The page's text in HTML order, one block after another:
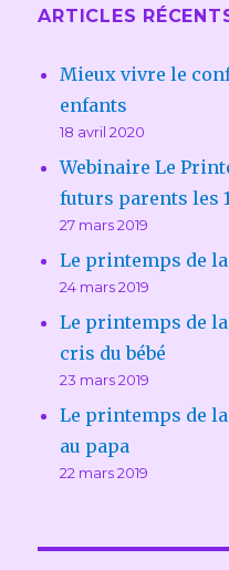
ARTICLES
Mieux vivre le
enfants
18 avril 2020
Webinaire Le
futurs parents les
27 mars 2019
Le printemps de
24 mars 2019
Le printemps de
cris du bébé
23 mars 2019
Le printemps de
au papa
22 mars 2019